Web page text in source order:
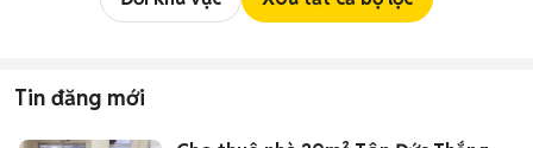
Tin đăng mới